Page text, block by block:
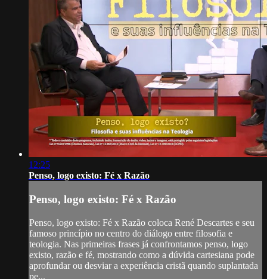
12:25
Penso, logo existo: Fé x Razão
Penso, logo existo: Fé x Razão
Penso, logo existo: Fé x Razão coloca René Descartes e seu
famoso princípio no centro do diálogo entre filosofia e
teologia. Nas primeiras frases já confrontamos penso, logo
existo, razão e fé, mostrando como a dúvida cartesiana pode
aprofundar ou desviar a experiência cristã quando suplantada
pe...